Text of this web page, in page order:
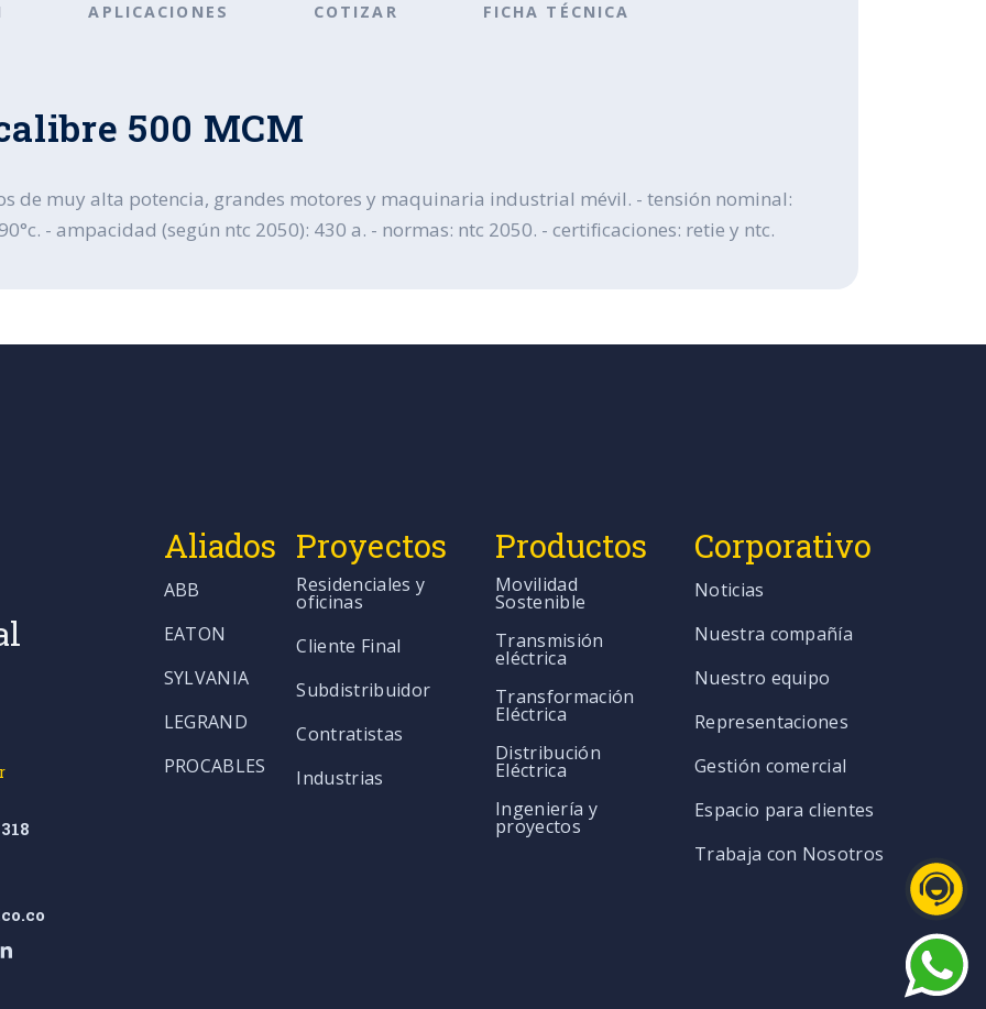
APLICACIONES COTIZAR FICHA TÉCNICA
500 MCM
de muy alta potencia, grandes motores y maquinaria industrial mévil. - tensión nominal:
- ampacidad (según ntc 2050): 430 a. - normas: ntc 2050. - certificaciones: retie y ntc.
Aliados
ABB
EATON
SYLVANIA
LEGRAND
PROCABLES
Proyectos
Residenciales y
oficinas
Cliente Final
Subdistribuidor
Contratistas
Industrias
Productos
Movilidad
Sostenible
Transmisión
eléctrica
Transformación
Eléctrica
Distribución
Eléctrica
Ingeniería y
proyectos
Corporativo
Noticias
Nuestra compañía
Nuestro equipo
Representaciones
Gestión comercial
Espacio para clientes
Trabaja con Nosotros